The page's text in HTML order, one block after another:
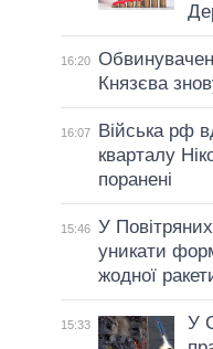
16:20
Князєва
16:07
Війська рф
кварталу
поранені
15:46 У
уникати
жодної
15:33
У